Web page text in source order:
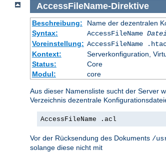
AccessFileName-Direktive
Beschreibung:
Name der dezentralen
Syntax:
AccessFileName
Voreinstellung: AccessFileName
Kontext:
Serverkonfiguration,
Status:
Core
Modul:
core
Aus dieser Namensliste sucht der Server
Verzeichnis dezentrale
AccessFileName .acl
Vor der Rücksendung des Dokuments /
solange diese nicht mit